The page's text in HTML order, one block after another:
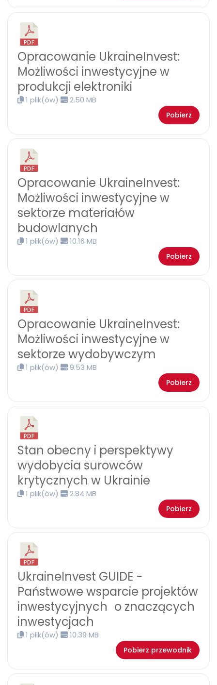
Opracowanie UkraineInvest:
Możliwości inwestycyjne w
produkcji elektroniki
1 plik(ów) 2.50 MB
Pobierz
Opracowanie UkraineInvest:
Możliwości inwestycyjne w
sektorze materiałów
budowlanych
1 plik(ów) 10.16 MB
Pobierz
Opracowanie UkraineInvest:
Możliwości inwestycyjne w
sektorze wydobywczym
1 plik(ów) 9.53 MB
Pobierz
Stan obecny i perspektywy
wydobycia surowców
krytycznych w Ukrainie
1 plik(ów) 2.84 MB
Pobierz
UkraineInvest GUIDE −
Państwowe wsparcie projektów
inwestycyjnych o znaczących
inwestycjach
1 plik(ów) 10.39 MB
Pobierz przewodnik